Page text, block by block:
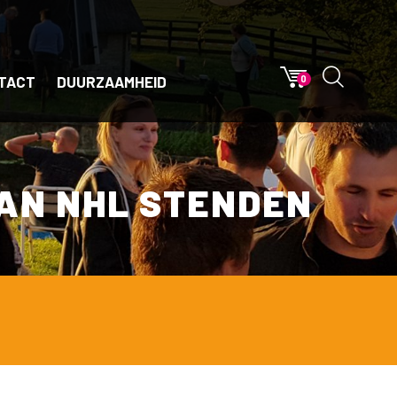
DUURZAAMHEID 0
NHL STENDEN